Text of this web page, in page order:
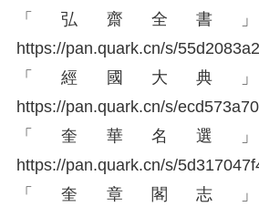
「弘齋全書
https://pan.quark.cn/s/55d2083a
「經國大典
https://pan.quark.cn/s/ecd573a7
「奎華名選
https://pan.quark.cn/s/5d317047
「奎章閣志